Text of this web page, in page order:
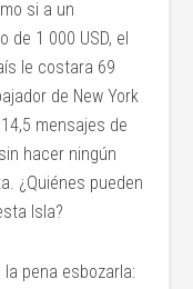
si a un
de 1 000 USD, el
le costara 69
de New York
mensajes de
hacer ningún
¿Quiénes pueden
Isla?
pena esbozarla: